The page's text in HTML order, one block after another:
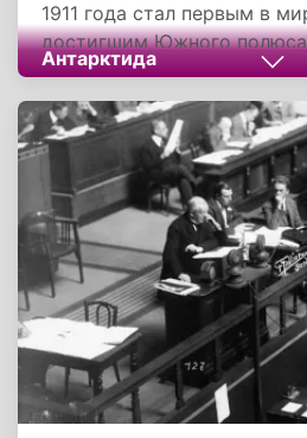
1911 года стал первым в
достигшим Южного
воздушная
руководством Амундсена
заявивших о достижении
чей результат никем не
сомнение.
Антарктида